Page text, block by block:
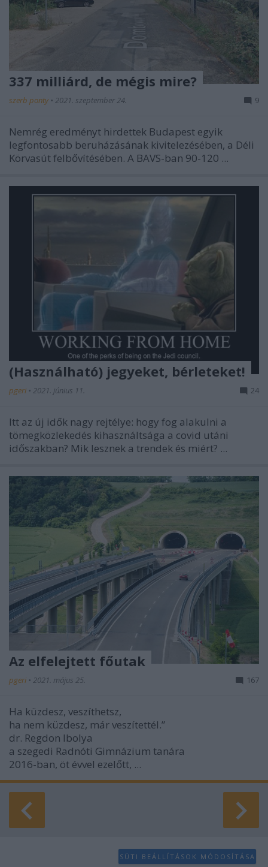
337 milliárd, de mégis mire?
szerb ponty • 2021. szeptember 24. 9
Nemrég eredményt hirdettek Budapest egyik
legfontosabb beruházásának kivitelezésében, a Déli
Körvasút felbővítésében. A BAVS-ban 90-120 ...
(Használható) jegyeket, bérleteket!
pgeri • 2021. június 11. 24
Itt az új idők nagy rejtélye: hogy fog alakulni a
tömegközlekedés kihasználtsága a covid utáni
időszakban? Mik lesznek a trendek és miért? ...
Az elfelejtett főutak
pgeri • 2021. május 25. 167
Ha küzdesz, veszíthetsz,
ha nem küzdesz, már veszítettél.”
dr. Regdon Ibolya
a szegedi Radnóti Gimnázium tanára
2016-ban, öt évvel ezelőtt, ...
SÜTI BEÁLLÍTÁSOK MÓDOSÍTÁSA